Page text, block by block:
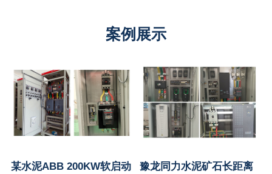
案例展示
某水泥ABB 200KW软启动
豫龙同力水泥矿石长距离